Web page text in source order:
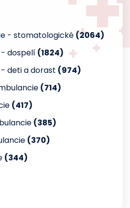
- stomatologické (2064)
dospelí (1824)
deti a dorast (974)
(714)
(417)
(385)
(370)
(344)